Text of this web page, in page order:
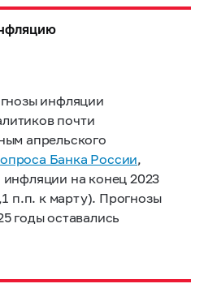
инфляции
почти
апрельского
Банка России,
инфляции на конец 2023
п.п. к марту). Прогнозы
годы оставались